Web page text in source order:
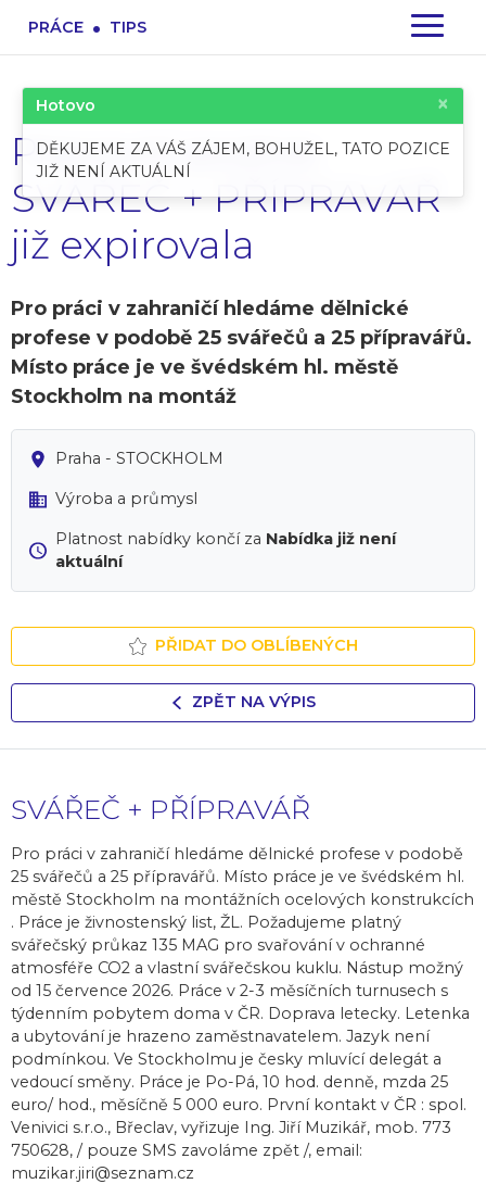
PRÁCE . TIPS
Pracovní pozice:
SVÁŘEČ + PŘÍPRAVÁŘ
již expirovala
Pro práci v zahraničí hledáme dělnické
profese v podobě 25 svářečů a 25 přípravářů.
Místo práce je ve švédském hl. městě
Stockholm na montáž
Praha - STOCKHOLM
Výroba a průmysl
Platnost nabídky končí za Nabídka již není
aktuální
PŘIDAT DO OBLÍBENÝCH
ZPĚT NA VÝPIS
SVÁŘEČ + PŘÍPRAVÁŘ
Pro práci v zahraničí hledáme dělnické profese v podobě
25 svářečů a 25 přípravářů. Místo práce je ve švédském hl.
městě Stockholm na montážních ocelových konstrukcích
. Práce je živnostenský list, ŽL. Požadujeme platný
svářečský průkaz 135 MAG pro svařování v ochranné
atmosféře CO2 a vlastní svářečskou kuklu. Nástup možný
od 15 července 2026. Práce v 2-3 měsíčních turnusech s
týdenním pobytem doma v ČR. Doprava letecky. Letenka
a ubytování je hrazeno zaměstnavatelem. Jazyk není
podmínkou. Ve Stockholmu je česky mluvící delegát a
vedoucí směny. Práce je Po-Pá, 10 hod. denně, mzda 25
euro/ hod., měsíčně 5 000 euro. První kontakt v ČR : spol.
Venivici s.r.o., Břeclav, vyřizuje Ing. Jiří Muzikář, mob. 773
750628, / pouze SMS zavoláme zpět /, email:
muzikar.jiri@seznam.cz
Hotovo ×
DĚKUJEME ZA VÁŠ ZÁJEM, BOHUŽEL, TATO POZICE
JIŽ NENÍ AKTUÁLNÍ